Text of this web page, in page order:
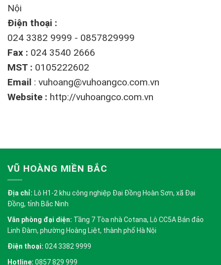
Nội
Điện thoại :
024 3382 9999 - 0857829999
Fax : 024 3540 2666
MST : 0105222602
Email : vuhoang@vuhoangco.com.vn
Website : http://vuhoangco.com.vn
VŨ HOÀNG MIỀN BẮC
Địa chỉ: Lô H1-2 khu công nghiệp Đại Đồng Hoàn Sơn, xã Đại
Đồng, tỉnh Bắc Ninh
Văn phòng đại diện: Tầng 7 Tòa nhà Cotana, Lô CC5A Bán đảo
Linh Đàm, phường Hoàng Liệt, thành phố Hà Nội
Điện thoại: 024 3382 9999
Hotline: 0857 829 999